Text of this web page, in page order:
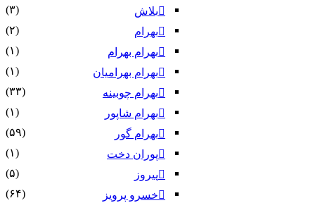
بلاش
(۳)
بهرام
(۲)
بهرام بهرام
(۱)
بهرام بهرامیان‏
(۱)
بهرام چوبینه
(۳۳)
بهرام شاپور
(۱)
بهرام گور
(۵۹)
پوران دخت
(۱)
پیروز
(۵)
خسرو پرویز
(۶۴)